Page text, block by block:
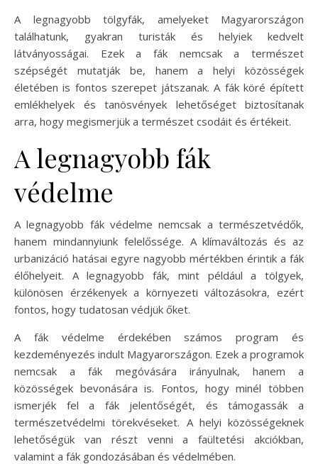
A legnagyobb tölgyfák, amelyeket Magyarországon
találhatunk, gyakran turisták és helyiek kedvelt
látványosságai. Ezek a fák nemcsak a természet
szépségét mutatják be, hanem a helyi közösségek
életében is fontos szerepet játszanak. A fák köré épített
emlékhelyek és tanösvények lehetőséget biztosítanak
arra, hogy megismerjük a természet csodáit és értékeit.
A legnagyobb fák
védelme
A legnagyobb fák védelme nemcsak a természetvédők,
hanem mindannyiunk felelőssége. A klímaváltozás és az
urbanizáció hatásai egyre nagyobb mértékben érintik a fák
élőhelyeit. A legnagyobb fák, mint például a tölgyek,
különösen érzékenyek a környezeti változásokra, ezért
fontos, hogy tudatosan védjük őket.
A fák védelme érdekében számos program és
kezdeményezés indult Magyarországon. Ezek a programok
nemcsak a fák megóvására irányulnak, hanem a
közösségek bevonására is. Fontos, hogy minél többen
ismerjék fel a fák jelentőségét, és támogassák a
természetvédelmi törekvéseket. A helyi közösségeknek
lehetőségük van részt venni a faültetési akciókban,
valamint a fák gondozásában és védelmében.